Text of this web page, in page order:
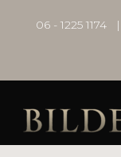
06 - 1225 1174